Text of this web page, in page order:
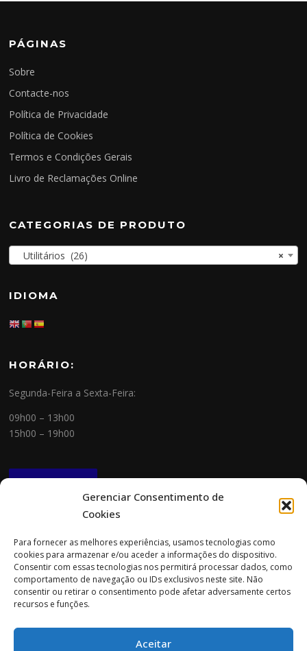
Gerenciar Consentimento de
Cookies
Para fornecer as melhores experiências, usamos tecnologias como
cookies para armazenar e/ou aceder a informações do dispositivo.
Consentir com essas tecnologias nos permitirá processar dados, como
comportamento de navegação ou IDs exclusivos neste site. Não
consentir ou retirar o consentimento pode afetar adversamente certos
recursos e funções.
Aceitar
PÁGINAS
Sobre
Contacte-nos
Política de Privacidade
Política de Cookies
Termos e Condições Gerais
Livro de Reclamações Online
CATEGORIAS DE PRODUTO
×
Utilitários (26)
IDIOMA
HORÁRIO:
Segunda-Feira a Sexta-Feira:
09h00 – 13h00
15h00 – 19h00
NEWSLETTER
Morada:
Rua Cidade do Porto 151
4705-085 Braga
Tlm: 919 782 600 (chamada para a rede móvel nacional)